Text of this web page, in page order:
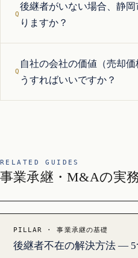
後継者がいない場合、静
りますか？
自社の会社の価値（売却
うすればいいですか？
RELATED GUIDES
事業承継・M&Aの実
PILLAR · 事業承継の基礎
後継者不在の解決方法 — 5